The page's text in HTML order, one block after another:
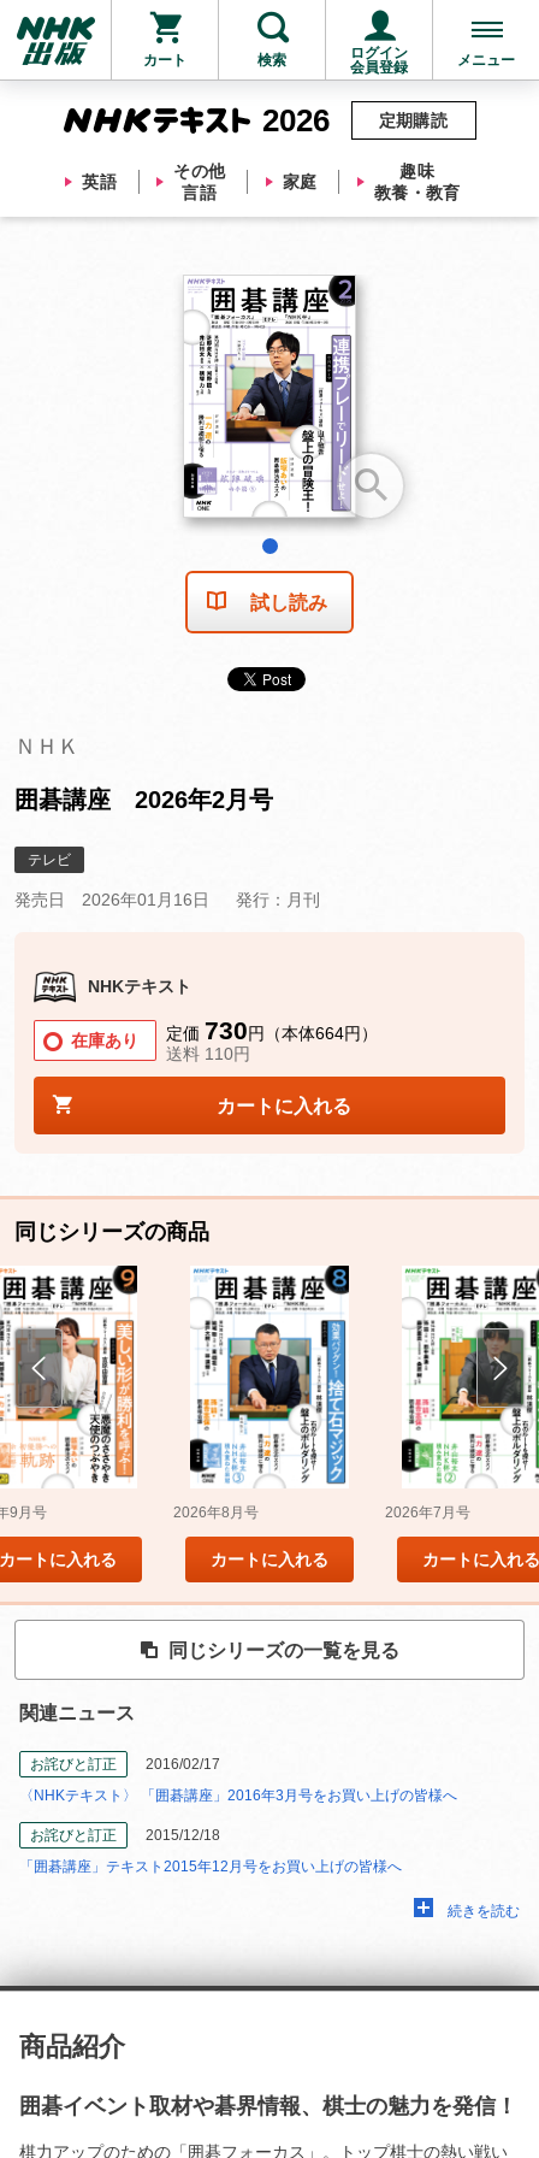
カート 検索
ログイン
会員登録
メニュー
2026
英語
その他
言語
家庭
趣味
教養・教育
定期購読
他にも商品を買う
試し読み
ＮＨＫ
囲碁講座 2026年2月号
テレビ
発売日 2026年01月16日 発行：月刊
NHKテキスト
在庫あり 定価 730円（本体664円）
送料 110円
カートに入れる
同じシリーズの商品
9月号
カートに入れる
2026年8月号
カートに入れる
2026年7月号
カートに入れる
同じシリーズの一覧を見る
関連ニュース
お詫びと訂正
2016/02/17
〈NHKテキスト〉 「囲碁講座」2016年3月号をお買い上げの皆様へ
お詫びと訂正
2015/12/18
「囲碁講座」テキスト2015年12月号をお買い上げの皆様へ
続きを読む
商品紹介
囲碁イベント取材や碁界情報、棋士の魅力を発信！
棋力アップのための「囲碁フォーカス」。トップ棋士の熱い戦い